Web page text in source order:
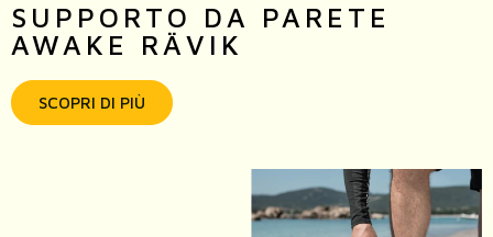
SUPPORTO DA PARETE
AWAKE RÄVIK
SCOPRI DI PIÙ